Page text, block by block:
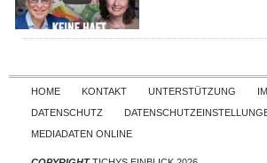
Skip to
HOME KONTAKT UNTERSTÜTZUNG
DATENSCHUTZ
MEDIADATEN ONLINE